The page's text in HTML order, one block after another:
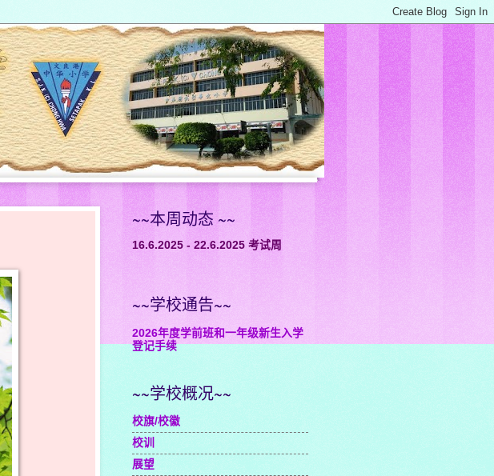
~~本周动态 ~~
16.6.2025 - 22.6.2025 考试周
~~学校通告~~
2026年度学前班和一年级新生入学
登记手续
~~学校概况~~
校旗/校徽
校训
展望